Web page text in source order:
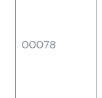
00078